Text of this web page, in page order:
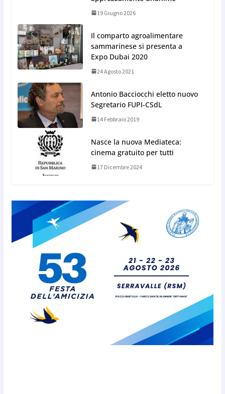
19 Giugno 2026
Il comparto agroalimentare
sammarinese si presenta a
Expo Dubai 2020
24 Agosto 2021
Antonio Bacciocchi eletto nuovo
Segretario FUPI-CSdL
14 Febbraio 2019
Nasce la nuova Mediateca:
cinema gratuito per tutti
17 Dicembre 2024